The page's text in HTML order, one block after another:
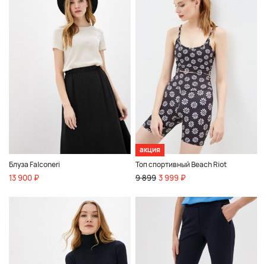
Блуза Falconeri
13 900 ₽
акция
Топ спортивный Beach Riot
9 899 3 999 ₽